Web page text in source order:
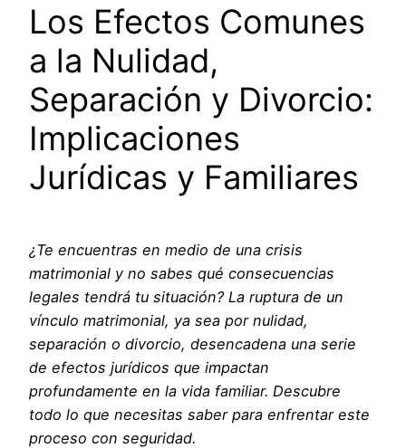
Los Efectos Comunes
a la Nulidad,
Separación y Divorcio:
Implicaciones
Jurídicas y Familiares
¿Te encuentras en medio de una crisis
matrimonial y no sabes qué consecuencias
legales tendrá tu situación? La ruptura de un
vínculo matrimonial, ya sea por nulidad,
separación o divorcio, desencadena una serie
de efectos jurídicos que impactan
profundamente en la vida familiar. Descubre
todo lo que necesitas saber para enfrentar este
proceso con seguridad.